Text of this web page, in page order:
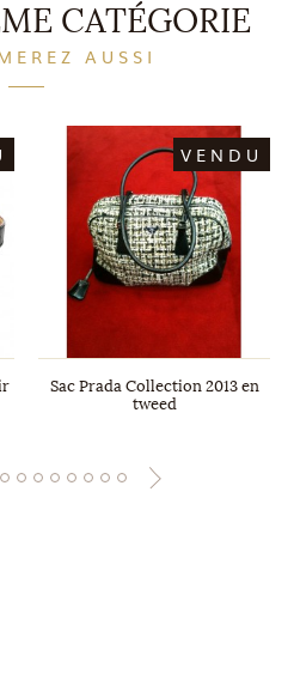
CATÉGORIE
AUSSI
VENDU
Sac Prada Collection 2013 en
tweed